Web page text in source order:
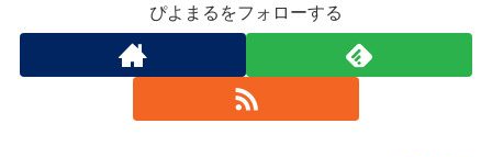
ぴよまるをフォローする